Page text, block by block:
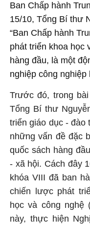
Ban Chấp hành
15/10, Tổng Bí thư
“Ban Chấp hành
phát triển khoa học
hàng đầu, là một
nghiệp công nghiệp
Trước đó, trong
Tổng Bí thư
triển giáo dục - đào
những vấn đề đặc
quốc sách hàng
- xã hội. Cách đây
khóa VIII đã ban
chiến lược phát
học và công nghệ
này, thực hiện